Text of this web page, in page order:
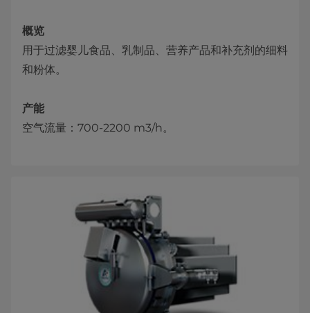
概览
用于过滤婴儿食品、乳制品、营养产品和补充剂的细料
和粉体。
产能
空气流量：700-2200 m3/h。